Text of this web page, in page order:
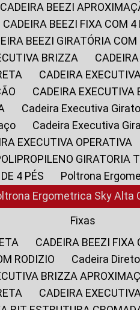
CADEIRA BEEZI
CADEIRA BEEZI FIXA COM
BEEZI GIRATÓRIA
BRIZZA
CADEIRA
CADEIRA
Cadeira Executiva
Cadeira Executiva
EXECUTIVA OPERATIVA
GIRATORIA
4 PÉS
Poltrona
Ergometrica Sky Alta
Fixas
CADEIRA BEEZI
RODIZIO
Cadeira
BRIZZA
CADEIRA